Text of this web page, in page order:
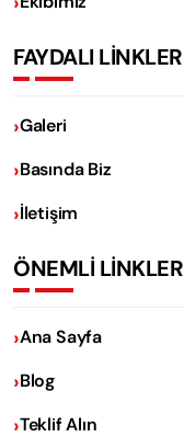
FAYDALI LİNKLER
Galeri
Basında Biz
İletişim
ÖNEMLİ LİNKLER
Ana Sayfa
Blog
Teklif Alın